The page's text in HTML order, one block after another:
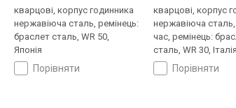
кварцові, корпус годинника
нержавіюча сталь, ремінець:
браслет сталь, WR 50,
Японія
порівняти
кварцові, корпус
нержавіюча сталь,
час, ремінець:
сталь, WR 30, Італія
порівняти